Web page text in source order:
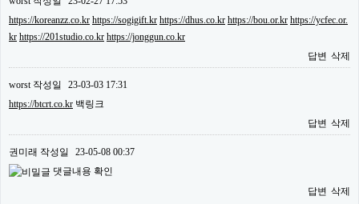
https://koreanzz.co.kr https://sogigift.kr https://dhus.co.kr https://bou.or.kr https://ycfec.or.
kr https://201studio.co.kr https://jonggun.co.kr
답변 삭제
worst작성일
23-03-03 17:31
https://btcrt.co.kr 백링크
답변 삭제
권미래 작성일
23-05-08 00:37
댓글내용 확인
답변 삭제